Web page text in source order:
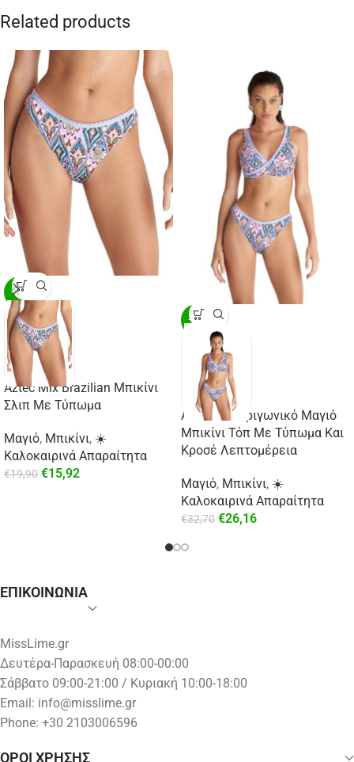
Related products
-20%
Aztec Mix Brazilian Μπικίνι
Σλιπ Με Τύπωμα
Μαγιό, Μπικίνι, ☀️
Καλοκαιρινά Απαραίτητα
€19,90 €15,92
-20%
Aztec Mix Τριγωνικό Μαγιό
Μπικίνι Τόπ Με Τύπωμα Και
Κροσέ Λεπτομέρεια
Μαγιό, Μπικίνι, ☀️
Καλοκαιρινά Απαραίτητα
€32,70 €26,16
ΕΠΙΚΟΙΝΩΝΙΑ
MissLime.gr
Δευτέρα-Παρασκευή 08:00-00:00
Σάββατο 09:00-21:00 / Κυριακή 10:00-18:00
Email: info@misslime.gr
Phone: +30 2103006596
ΟΡΟΙ ΧΡΗΣΗΣ